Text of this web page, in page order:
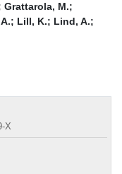
Grattarola, M.;
; Lill, K.; Lind, A.;
X